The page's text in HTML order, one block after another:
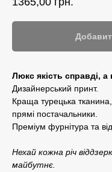
Люкс якість справді, а
Дизайнерський принт.
Краща турецька
прямі постачальники.
Преміум фурнітура та
Нехай кожна річ
майбутнє.